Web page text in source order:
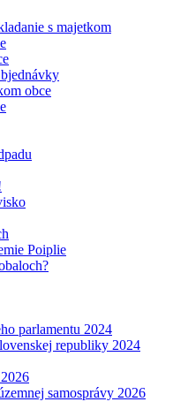
s majetkom
obce
Poiplie
parlamentu 2024
republiky 2024
samosprávy 2026